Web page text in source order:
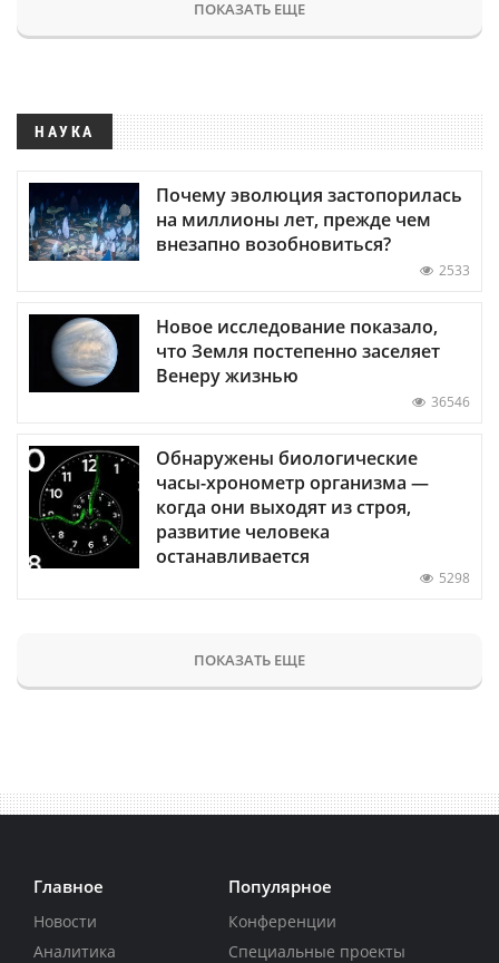
ПОКАЗАТЬ ЕЩЕ
НАУКА
Почему эволюция застопорилась
на миллионы лет, прежде чем
внезапно возобновиться?
2533
Новое исследование показало,
что Земля постепенно заселяет
Венеру жизнью
36546
Обнаружены биологические
часы-хронометр организма —
когда они выходят из строя,
развитие человека
останавливается
5298
ПОКАЗАТЬ ЕЩЕ
Главное
Новости
Аналитика
Популярное
Конференции
Специальные проекты